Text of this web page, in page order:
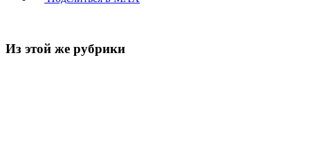
Из этой же рубрики